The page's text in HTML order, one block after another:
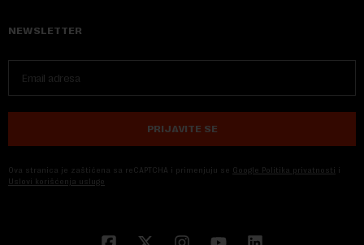
NEWSLETTER
PRIJAVITE SE
Ova stranica je zaštićena sa reCAPTCHA i primenjuju se Google Politika privatnosti i
Uslovi korišćenja usluge